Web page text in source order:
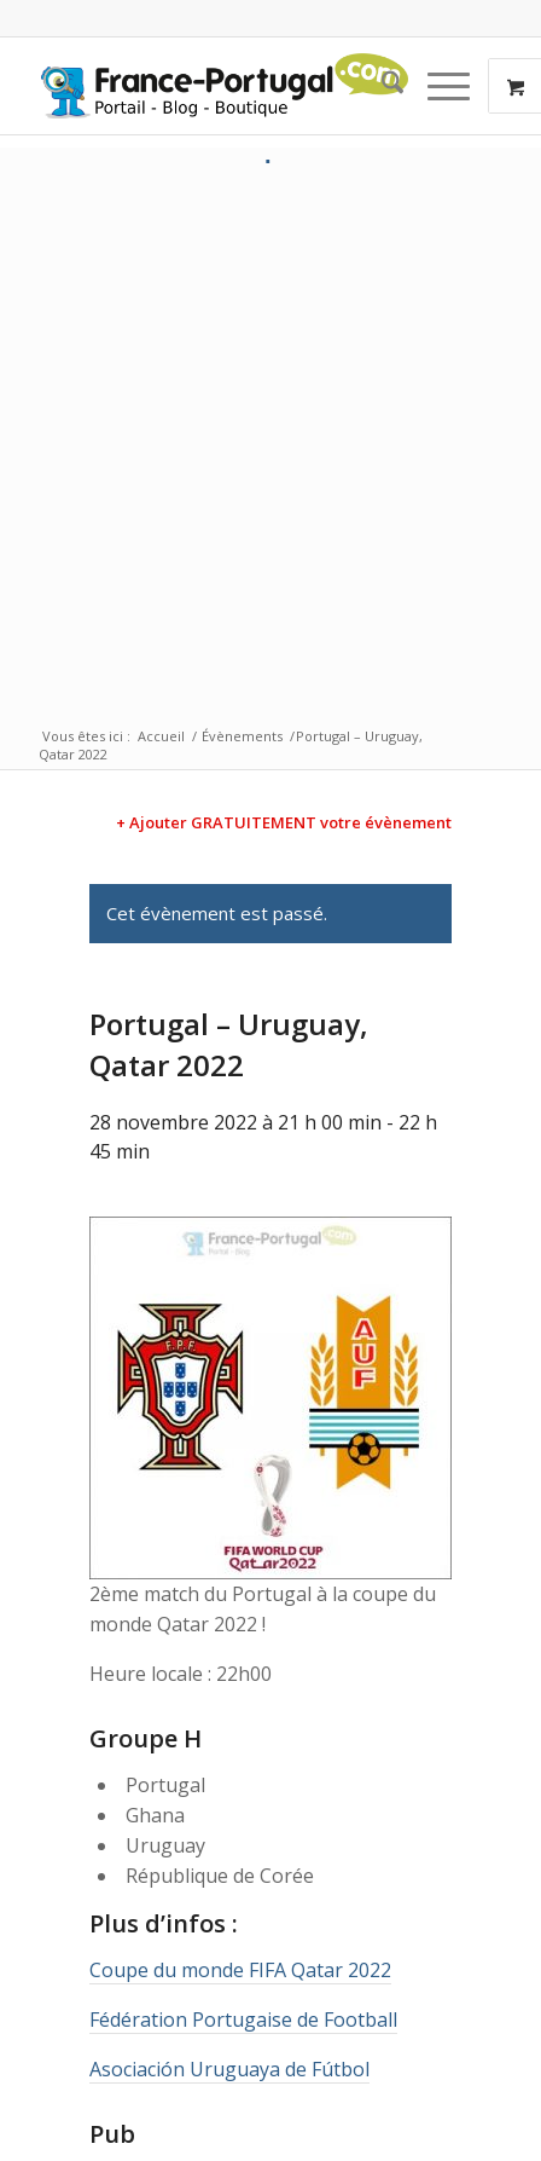
Vous êtes ici : Accueil / Évènements /Portugal – Uruguay,
Qatar 2022
+ Ajouter GRATUITEMENT votre évènement
Cet évènement est passé.
Portugal – Uruguay,
Qatar 2022
28 novembre 2022 à 21 h 00 min - 22 h
45 min
2ème match du Portugal à la coupe du
monde Qatar 2022 !
Heure locale : 22h00
Groupe H
Portugal
Ghana
Uruguay
République de Corée
Plus d’infos :
Coupe du monde FIFA Qatar 2022
Fédération Portugaise de Football
Asociación Uruguaya de Fútbol
Pub